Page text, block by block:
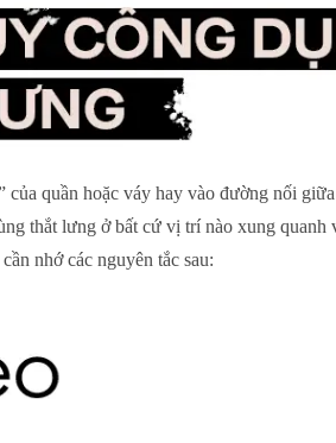
quần hoặc váy hay vào đường nối
thắt lưng ở bất cứ vị trí nào xung
nhớ các nguyên tắc sau: